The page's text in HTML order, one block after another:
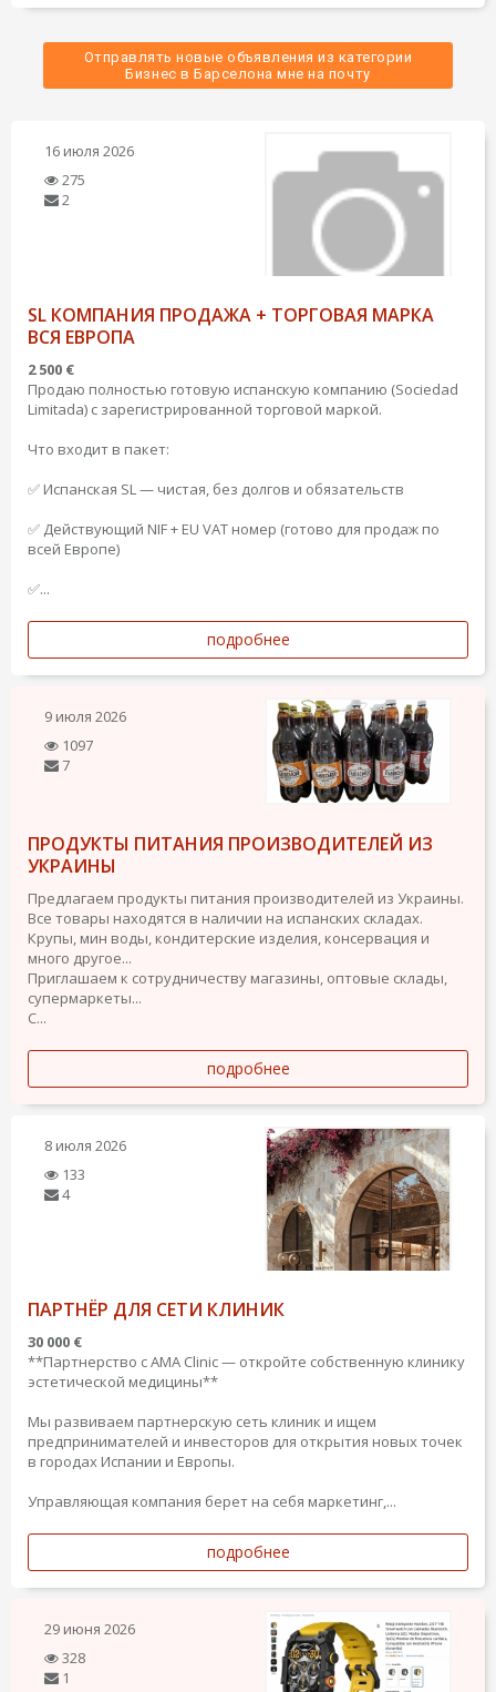
Отправлять новые объявления из категории
Бизнес в Барселона мне на почту
16 июля 2026
275
2
SL КОМПАНИЯ ПРОДАЖА + ТОРГОВАЯ МАРКА
ВСЯ ЕВРОПА
2 500 €
Продаю полностью готовую испанскую компанию (Sociedad
Limitada) с зарегистрированной торговой маркой.
Что входит в пакет:
✅ Испанская SL — чистая, без долгов и обязательств
✅ Действующий NIF + EU VAT номер (готово для продаж по
всей Европе)
✅...
подробнее
9 июля 2026
1097
7
ПРОДУКТЫ ПИТАНИЯ ПРОИЗВОДИТЕЛЕЙ ИЗ
УКРАИНЫ
Предлагаем продукты питания производителей из Украины.
Все товары находятся в наличии на испанских складах.
Крупы, мин воды, кондитерские изделия, консервация и
много другое...
Приглашаем к сотрудничеству магазины, оптовые склады,
супермаркеты...
С...
подробнее
8 июля 2026
133
4
ПАРТНЁР ДЛЯ СЕТИ КЛИНИК
30 000 €
**Партнерство с AMA Clinic — откройте собственную клинику
эстетической медицины**
Мы развиваем партнерскую сеть клиник и ищем
предпринимателей и инвесторов для открытия новых точек
в городах Испании и Европы.
Управляющая компания берет на себя маркетинг,...
подробнее
29 июня 2026
328
1